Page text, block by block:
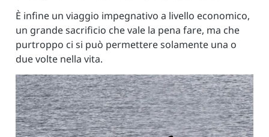
È infine un viaggio impegnativo a livello economico,
un grande sacrificio che vale la pena fare, ma che
purtroppo ci si può permettere solamente una o
due volte nella vita.